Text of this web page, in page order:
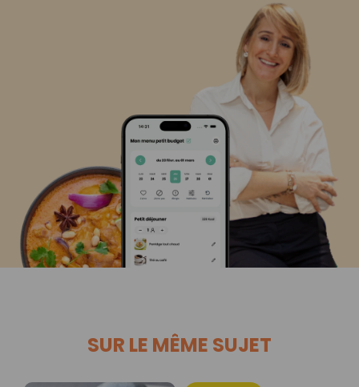
SUR LE MÊME SUJET